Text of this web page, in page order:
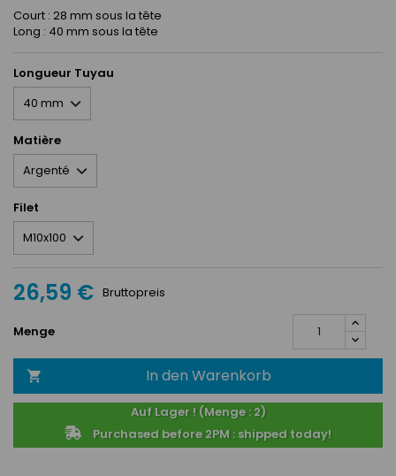
Court : 28 mm sous la tête
Long : 40 mm sous la tête
Longueur Tuyau
Matière
Filet
26,59 € Bruttopreis
Menge
 In den Warenkorb
Auf Lager ! (Menge : 2)
Purchased before 2PM : shipped today!